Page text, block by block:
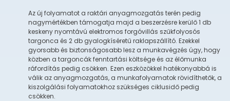
Az új folyamatot a raktári anyagmozgatás terén pedig
nagymértékben támogatja majd a beszerzésre kerülő 1 db
keskeny nyomtávú elektromos forgóvillás szűkfolyosós
targonca és 2 db gyalogkíséretű raklapszállító. Ezekkel
gyorsabb és biztonságosabb lesz a munkavégzés úgy, hogy
közben a targoncák fenntartási költsége és az élőmunka
ráfordítás pedig csökken. Ezen eszközökkel hatékonyabbá is
válik az anyagmozgatás, a munkafolyamatok rövidíthetők, a
kiszolgálási folyamatokhoz szükséges ciklusidő pedig
csökken.